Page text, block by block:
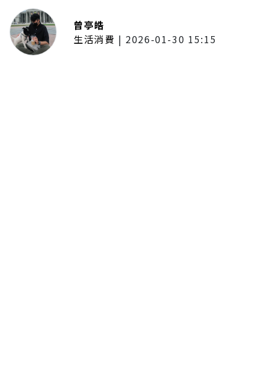
曾亭皓
生活消費 | 2026-01-30 15:15